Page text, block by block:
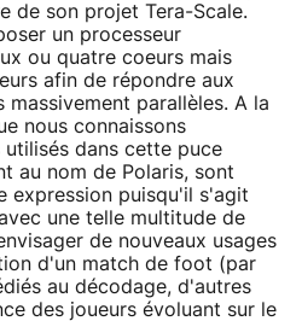
de son projet Tera-Scale.
un processeur
ou quatre coeurs mais
afin de répondre aux
massivement parallèles. A la
nous connaissons
dans cette puce
au nom de Polaris, sont
expression puisqu'il s'agit
une telle multitude de
de nouveaux usages
d'un match de foot (par
au décodage, d'autres
des joueurs évoluant sur le